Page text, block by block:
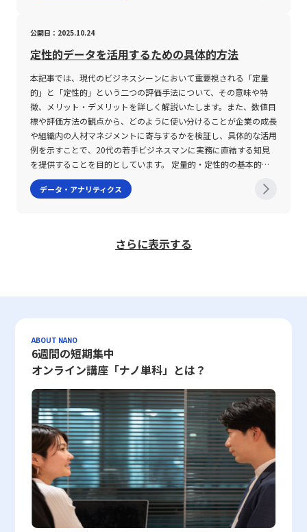
セスが複雑化するリスクが伴います。そのため、初期段階において
は大きな枠組みとして主要な要素を設定し、必要に応じて分岐ごと
に詳細な評価を行うという段階的アプローチが推奨されます。 次
に、デシジョンツリーはあくまで定量的な評価を補助するツールで
あり、すべてのビジネス課題に対して万能ではありません。特に、
数値化が難しい感性的な評価項目や、市場の急激な変動に伴う不確
実性を完全に反映することは困難であるため、定性的な判断とのバ
ランスを意識することが重要です。また、評価基準の設定にあたっ
ては、現場の実情や過去の実績、最新の市場動向を十分に反映させ
ることで、より信頼性の高い意思決定が可能となります。 さら
に、関係者間での認識共有が不十分な場合、デシジョンツリー自体
が一部の担当者の主観に偏ったものとなる可能性もあります。この
手ビジネスマンが実際のプロジェクトや業務改善活動においてこの
手法を活用する際には、メンターや先輩のアドバイスを取り入れる
す。各選択肢を視覚的に整理し、数値や確率によって評価すること
で、従来の感覚に頼った判断から脱却し、客観的な判断基準を確立
することができます。また、プロジェクトマネジメントや業務プロ
ツリーの活用は効果を発揮しやすいと言えます。 一方で、デシジ
ョンツリーの運用には、評価項目の選定や詳細すぎる分岐設定によ
る複雑化、さらには関係者との認識共有の不足など、いくつかのリ
スクが伴います。これらの点を十分に理解し、適切なバランスを保
ちながら運用することで、より効果的な意思決定プロセスを実現す
ることが可能となります。また、最新のクラウドツールを積極的に
活用することで、デシジョンツリーの構築や運用にかかる手間を削
減し、現場レベルでの迅速かつ柔軟な対応を可能とする環境が整い
つつあります。 最終的に、デシジョンツリーはただの図表ではな
く、戦略的判断を支える一つのフレームワークとして、業務改善や
ッドシートといった表計算ソフトを使用するのが一般的です。これ
らのツールでは、Frequency関数やCOUNTIF、COUNTIFSといった
ができます。たとえば、特定の範囲内におけるデータ数を算出した
り、指定した条件に重複するデータをカウントすることにより、効
率的かつ正確な度数分布表の作成が可能となります。さらに、表計
算ソフトに備わるグラフ作成機能を利用すれば、ヒストグラムや棒
グラフなどを手軽に生成し、視覚的な分析資料として活用できる点
も大きな利点です。 ただし、これらのツールを用いた作業におい
ては、各関数や機能の仕様を正確に把握することが求められます。
たとえば、COUNTIFS関数は複数の条件を同時に満たすセルの数を
求めるため、1つの条件のみを対象とする場合と条件が複数ある場
データチェックや検証は必須です。これらの注意点を踏まえた上
で、度数分布表の作成やその結果の解釈を行うことが、正確なデー
った点を確認することによって、度数分布の結果が現実を正しく反
映しているかどうかの判断材料としなければなりません。したがっ
て、度数分布表の作成にあたっては、データの前処理やクリーニン
る際には、総合的な視点から分析の信頼性を確保することが求めら
れます。 まとめ 度数分布は、単なる数値の羅列からデータの全体
像を把握するための有力なツールとして、統計分析やマーケティン
グリサーチを行う現代のビジネスシーンにおいて欠かせない手法で
す。本記事では、度数分布がどのような概念であり、どのように構
築されるかについて、階級、階級値、度数、累積度数、相対度数、
累積相対度数といった各用語を具体例とともに解説しました。ま
た、データから平均値、中央値、最頻値を求める方法についても言
及し、どの指標がどのような状況下で有効であるかについて理解を
深めていただけたものと思います。さらに、ExcelやGoogleスプレ
ます。以上の観点から、CAGRの利用は非常に有用な一方で、その
算出結果が必ずしも事業の持続可能な成長を保証するものではない
点に注意が必要です。 まとめ 本稿では、急速に変化するビジネス
環境において、定量的な成長評価の指標として注目される
CAGR（年平均成長率）について、基本的な概念、計算式、及びそ
のメリットと限界について解説しました。特に、CAGRは複利効果
を踏まえた実質的な成長レベルを示す指標であり、数年に亘る長期
的な企業評価や投資判断の際に大変有用です。しかしながら、期間
内のボラティリティや中間の変動要因を捉えにくいという欠点も併
せ持つため、短期の成長分析が必要なシーンではCMGR（月平均成
長率）との併用が効果的です。また、実務においてはデータの正確
性や期間設定、さらには業界特性を十分に考慮することが、CAGR
このような定量的な指標は、投資家や起業家のみならず、今後のキ
に捉え、持続可能な成長戦略を構築するための一助として、これら
の指標を効果的に活用することが期待されます。以上の内容を踏ま
え、CAGRおよびCMGRの仕組みと注意点をしっかりと理解し、実
務に反映させることで、より精緻な経営分析や投資判断が可能とな
るでしょう。
さも伴います。最後に、WebレピュテーションはWebサイト全体
のコンテンツ安全性や利用者からの信頼をベースに評価を行い、不
正なスクリプトやセキュリティホールが存在する場合には低評価と
なります。 これらの評価は、企業のネットワーク環境やオンライ
ンサービスの信頼性向上に大きく貢献しており、たとえばメール配
信サービスやWebサイトのアクセス管理においては、レピュテー
ションスコアを参照することで危険なアクセスが自動的に弾かれる
仕組みが実現されています。評価基準としては、送信元のIPアドレ
スの過去の履歴、不審なメール内容や添付ファイルの有無、そして
ブラックリストへの掲載歴などが挙げられます。これにより、企業
は自社のセキュリティ体制をより効率的かつ高度に維持することが
可能となっています。 レピュテーションの仕組みと評価基準 レピ
セスから成り立っています。このスコアは、一定の評価基準をクリ
アしているかどうかによって、どの程度の信頼性があるかを示すも
基準は、多岐にわたるポイントから構成されており、メールに関す
るレピュテーション評価では、送信元IPアドレス、メール本文や添
付ファイルの安全性、過去のスパム行為の履歴、さらにはブラック
しては、公開コンテンツの質、更新頻度、利用者からの評価、第三
者機関の認証など、複数のデータポイントが組み合わさり、総合的
に信頼性が算出されます。こうした体系的な評価は、企業のセキュ
リティ対策担当者にとって、リスクの高い通信やコンテンツを早期
に検知し対処するための強力なツールとなっています。 セキュリ
ティ分野のレピュテーションを利用するメリット レピュテーショ
ン技術を導入することにより、企業は多岐にわたるセキュリティリ
スクに対抗するための有効な手段を得ることができます。特に、ス
パムメールやフィッシングサイト等の外部からの脅威に対しては、
従来のブラックリスト方式よりも柔軟かつ精密な判断が可能とな
ばし癖の関係とは 本研究は、さまざまな時間軸における主観的な
ストレスと幸福感を9件法で測定し、それぞれの変動パターンを
ました。質問例として、「過去10年間でどれくらいストレスを感
じましたか？」、「今この瞬間どれくらい幸福感を感じています
か？」、「この先1年でどれくらいストレスを感じると思います
か？」といった問いが用いられ、参加者の過去から未来に至るまで
の感情の変化を詳細に把握しています。「時系列的ストレス観」に
は、未来に向かうにつれてストレスが低下または少なくとも現状を
上回らない「下降型」、未来に向かってストレスが増大する「上昇
型」、現在が最もストレスが低く、そこから過去および未来に向か
ってストレスが増加する「V字型」、および特定の過去の時点でス
に、未来に進むにつれてストレスが低下するという下降型の認知パ
ターンを持つ人々は、先延ばし癖が深刻なグループに比べ、その割
未来のストレスが増加しない」と信じる認知が、先延ばし行動の抑
制に寄与する可能性を示唆しています。さらに、先延ばし行動は、
幸福感の低下やストレスの増大、健康の損耗、さらには学業成績や
研究の意義は非常に高いといえます。加えて、本研究が採用した新
たな指標は、従来の研究における時間観の考察を一段と深化させ、
個々人の時間に対する認識と行動パターンの関係性を定量的に分析
するための有効な手段として期待されています。また、研究助成と
してJST【CREST】およびJST【ムーンショット型研究開発事業】
の支援を受けたことから、この研究は日本国内外の先延ばし行動に
関する理解を深め、精神的な豊かさや生産性の向上に貢献すること
が期待されています。 先延ばし癖の改善に向けた注意点と課題 先
延ばし癖の改善のためには、楽観的な未来観をどのように実生活に
適用するかという点が重要な検討課題として浮上します。本研究に
公開日：2025.10.24
定性的データを活用するための具体的方法
本記事では、現代のビジネスシーンにおいて重要視される「定量
的」と「定性的」という二つの評価手法について、その意味や特
徴、メリット・デメリットを詳しく解説いたします。また、数値目
標や評価方法の観点から、どのように使い分けることが企業の成長
や組織内の人材マネジメントに寄与するかを検証し、具体的な活用
例を示すことで、20代の若手ビジネスマンに実務に直結する知見
を提供することを目的としています。 定量的・定性的の基本的概
念とは 「定量的」とは、物事の性質や成果を数値として表現する
手法を指します。英語表現で「Quantitatively」とされるこのアプ
企業の業績やプロジェクトの進捗を明確に示すデータとして活用さ
力、チームワーク、モチベーションの高さ、顧客満足度の背景にあ
る要因など、言葉や文章、インタビューの内容として表現されるデ
ータが該当します。このような評価は、企業風土や社員の成長、サ
ービスの改善などに役立つ情報を補完するために重要とされ、また
数値化して判断しきれない経営判断のサポートを行います。 定量
的評価の特徴とそのメリット・デメリット 定量的評価は、評価対
象を数値として表すため、誰にでも理解しやすく、客観的な判断を
下すことが可能です。具体的な例としては、売上向上や契約数の増
加など、定められた数値目標に対して成果がはっきりと把握できる
点が挙げられます。このアプローチの主なメリットには、以下の点
が含まれます。・数値化されたデータによって、評価結果が全員に
とって明確であること・分析結果をグラフなどで可視化することに
より、客観的な説明が可能となること・達成度が絶対的な数値で示
されるため、公平性が保たれやすいこと しかしながら、定量的評
データ・アナリティクス
さらに表示する
ABOUT NANO
6週間の短期集中
オンライン講座「ナノ単科」とは？